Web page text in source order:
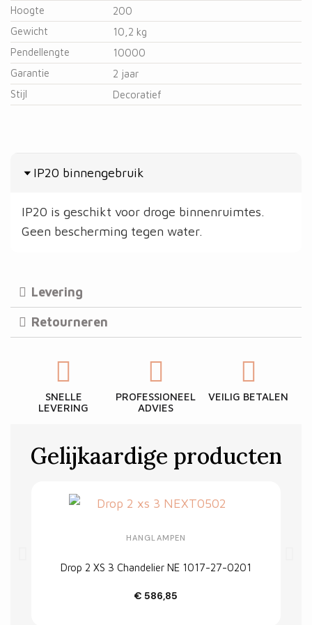
Hoogte
200
Gewicht
10,2 kg
Pendellengte
10000
Garantie
2 jaar
Stijl
Decoratief
IP20 binnengebruik
IP20 is geschikt voor droge binnenruimtes.
Geen bescherming tegen water.
Levering
Retourneren
SNELLE
LEVERING
PROFESSIONEEL
ADVIES
VEILIG BETALEN
Gelijkaardige producten
HANGLAMPEN
Drop 2 XS 3 Chandelier NE 1017-27-0201
€ 586,85
In winkelwagen